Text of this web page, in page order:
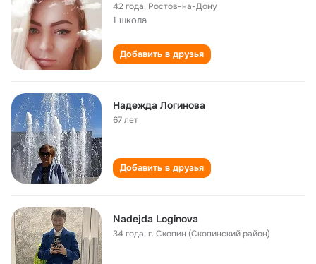
42 года, Ростов-на-Дону
1 школа
Добавить в друзья
Надежда Логинова
67 лет
Добавить в друзья
Nadejda Loginova
34 года,г. Скопин (Скопинский район)